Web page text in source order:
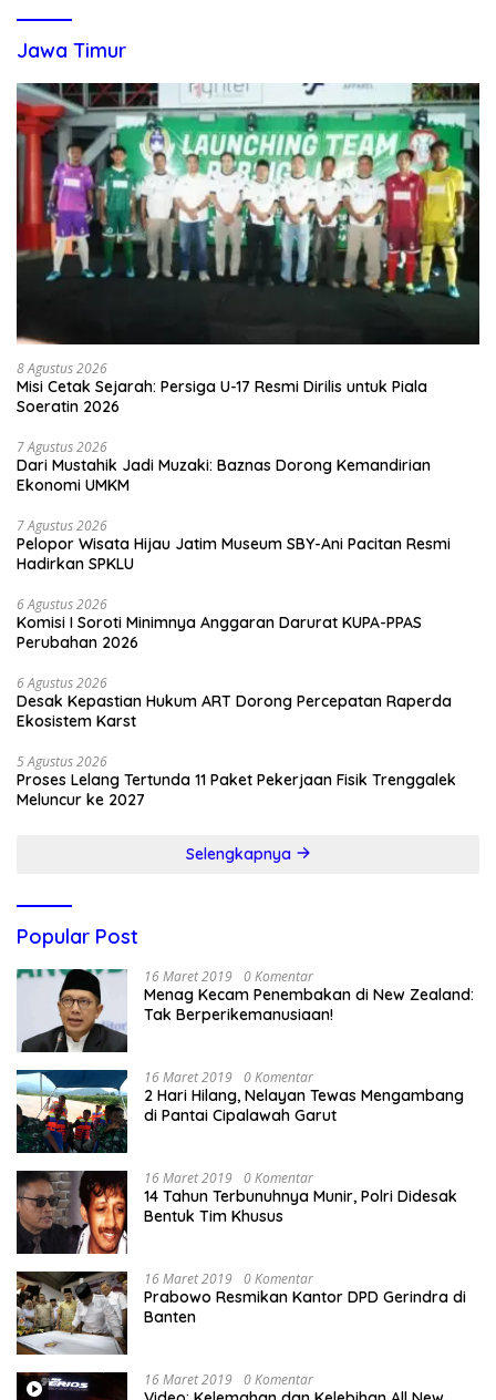
Jawa Timur
8 Agustus 2026
Misi Cetak Sejarah: Persiga U-17 Resmi Dirilis untuk Piala
Soeratin 2026
7 Agustus 2026
Dari Mustahik Jadi Muzaki: Baznas Dorong Kemandirian
Ekonomi UMKM
7 Agustus 2026
Pelopor Wisata Hijau Jatim Museum SBY-Ani Pacitan Resmi
Hadirkan SPKLU
6 Agustus 2026
Komisi I Soroti Minimnya Anggaran Darurat KUPA-PPAS
Perubahan 2026
6 Agustus 2026
Desak Kepastian Hukum ART Dorong Percepatan Raperda
Ekosistem Karst
5 Agustus 2026
Proses Lelang Tertunda 11 Paket Pekerjaan Fisik Trenggalek
Meluncur ke 2027
Selengkapnya
Popular Post
16 Maret 2019 0 Komentar
Menag Kecam Penembakan di New Zealand:
Tak Berperikemanusiaan!
16 Maret 2019 0 Komentar
2 Hari Hilang, Nelayan Tewas Mengambang
di Pantai Cipalawah Garut
16 Maret 2019 0 Komentar
14 Tahun Terbunuhnya Munir, Polri Didesak
Bentuk Tim Khusus
16 Maret 2019 0 Komentar
Prabowo Resmikan Kantor DPD Gerindra di
Banten
16 Maret 2019 0 Komentar